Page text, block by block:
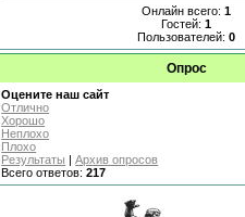
Онлайн всего:1
Гостей:1
Пользователей:0
Опрос
Оцените наш сайт
Отлично
Хорошо
Неплохо
Плохо
Результаты |Архив опросов
Всего ответов:217